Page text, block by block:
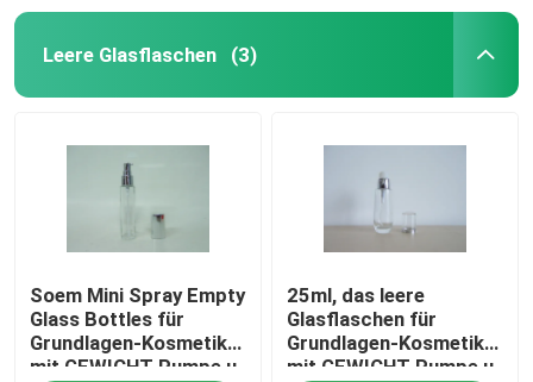
Zu Hause
Produkte
Über uns
Leere Glasflaschen (3)
Soem Mini Spray Empty
Glass Bottles für
Grundlagen-Kosmetik
mit GEWICHT Pumpe u.
25ml, das leere
Glasflaschen für
Grundlagen-Kosmetik
mit GEWICHT Pumpe u.